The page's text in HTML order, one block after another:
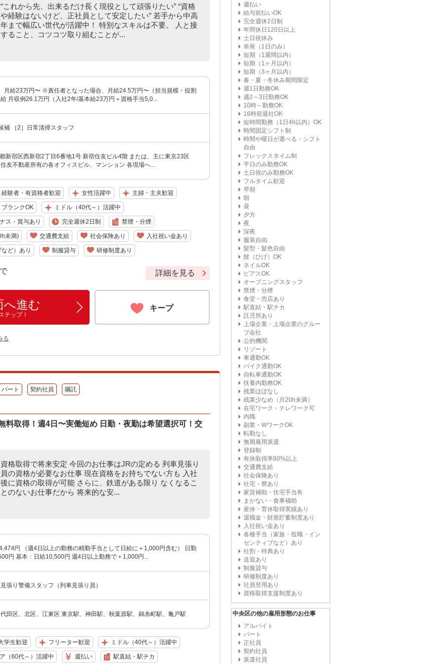
“これから先、出来るだけ長く現役として頑張りたい” “資格
や経験はないけど、正社員として安定したい” 若手から中高
年まで幅広い世代が活躍中！ 特別なスキルは不要。 人と接
すること、コツコツ取り組むことが...
月給23万円〜 ※責任者となった場合、月給24.5万円〜（担当規模・役割
月収例26.1万円（入社2年/基本給23万円＋資格手当5,0...
補 ［2］日常清掃スタッフ
都新宿区西新宿2丁目6番地1号 新宿住友ビル4階 または、主に東京23区
友不動産所有の各オフィスビル、マンション 各現場へ...
経験者・有資格者歓迎 女性活躍中 主婦・主夫歓迎
ブランクOK ミドル（40代～）活躍中
ス・賞与あり 完全週休2日制 禁煙・分煙
未満) 交通費支給 社会保険あり 入社祝い金あり
ど）あり 制服貸与 研修制度あり
詳細を見る
へ進む
テップ！
キープ
る
パート 契約社員 嘱託
料取得！週4日〜実働短め 日勤・夜勤は希望選択可！交
資格取得で将来安定 今回のお仕事はJRの定める 列車見張り
員の資格が必要なお仕事 現在資格をお持ちでない方も 入社
後に資格の取得が可能 さらに、鉄道がある限り なくなるこ
とのないお仕事だから 将来的な安...
円 （週4日以上の勤務の精勤手当として日給に＋1,000円含む） 日勤
円 基本：日給10,500円 週4日以上勤務で＋1,000円...
張り警備スタッフ（列車見張り員）
田区、北区、江東区 東京駅、神田駅、秋葉原駅、錦糸町駅、亀戸駅
学生歓迎 フリーター歓迎 ミドル（40代～）活躍中
（60代～）活躍中 週払い 駅直結・駅チカ
週払い
給与前払いOK
完全週休2日制
年間休日120日以上
土日祝休み
単発（1日のみ）
短期（1週間以内）
短期（1ヶ月以内）
短期（3ヶ月以内）
春・夏・冬休み期間限定
週1日勤務OK
週2～3日勤務OK
10時～勤務OK
16時前退社OK
短時間勤務（1日4h以内）OK
時間固定シフト制
時間や曜日が選べる・シフト
自由
フレックスタイム制
平日のみ勤務OK
土日祝のみ勤務OK
フルタイム歓迎
早朝
朝
昼
夕方
夜
深夜
服装自由
髪型・髪色自由
髭（ひげ）OK
ネイルOK
ピアスOK
オープニングスタッフ
禁煙・分煙
食堂・売店あり
駅直結・駅チカ
託児所あり
上場企業・上場企業のグルー
プ会社
公的機関
リゾート
車通勤OK
バイク通勤OK
自転車通勤OK
扶養内勤務OK
残業ほぼなし
残業少なめ（月20h未満）
在宅ワーク・テレワーク可
内職
副業・WワークOK
転勤なし
無期雇用派遣
登録制
有休取得率80%以上
交通費支給
社会保険あり
社宅・寮あり
家賃補助・住宅手当有
まかない・食事補助
産休・育休取得実績あり
退職金・財形貯蓄制度あり
入社祝い金あり
各種手当（家族・役職・イン
センティブなど）あり
社割・特典あり
送迎あり
制服貸与
研修制度あり
社員登用あり
資格取得支援制度あり
中央区の他の雇用形態のお仕事
アルバイト
パート
正社員
契約社員
派遣社員